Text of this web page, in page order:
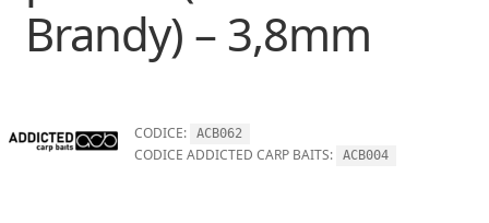
Brandy) – 3,8mm
CODICE: ACB062
CODICE ADDICTED CARP BAITS: ACB004